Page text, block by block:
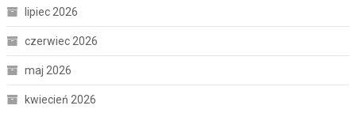
lipiec 2026
czerwiec 2026
maj 2026
kwiecień 2026